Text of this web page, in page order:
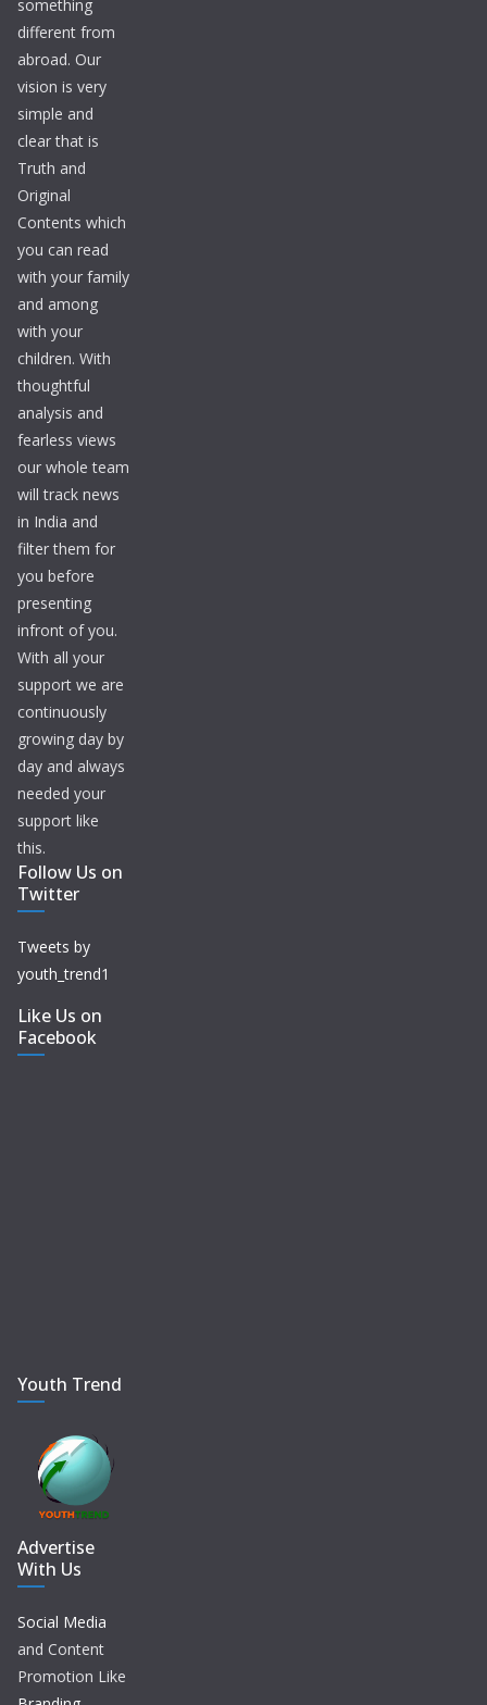
something
different from
abroad. Our
vision is very
simple and
clear that is
Truth and
Original
Contents which
you can read
with your family
and among
with your
children. With
thoughtful
analysis and
fearless views
our whole team
will track news
in India and
filter them for
you before
presenting
infront of you.
With all your
support we are
continuously
growing day by
day and always
needed your
support like
this.
Follow Us on
Twitter
Tweets by
youth_trend1
Like Us on
Facebook
Youth Trend
Advertise
With Us
Social Media
and Content
Promotion Like